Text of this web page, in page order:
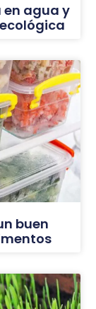
en agua y
buen